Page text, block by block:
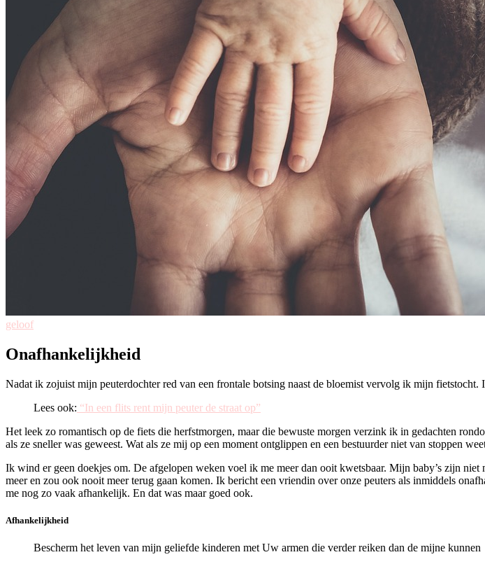
geloof
Onafhankelijkheid
Nadat ik zojuist mijn peuterdochter red van een frontale botsing naast de bloemist vervolg ik mijn
Lees ook: “In een flits rent mijn peuter de straat op”
Het leek zo romantisch op de fiets die herfstmorgen, maar die bewuste morgen verzink ik in gedachten
als ze sneller was geweest. Wat als ze mij op een moment ontglippen en een bestuurder niet van stoppen
Ik wind er geen doekjes om. De afgelopen weken voel ik me meer dan ooit kwetsbaar. Mijn baby’s zijn
meer en zou ook nooit meer terug gaan komen. Ik bericht een vriendin over onze peuters als inmiddels
me nog zo vaak afhankelijk. En dat was maar goed ook.
Afhankelijkheid
Bescherm het leven van mijn geliefde kinderen met Uw armen die verder reiken dan de mijne kunnen